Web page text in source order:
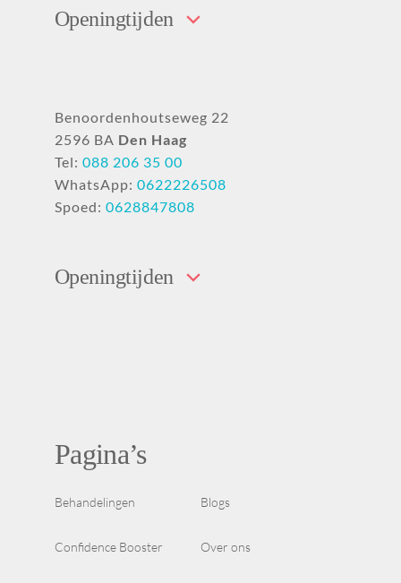
Openingtijden
Benoordenhoutseweg 22
2596 BA Den Haag
Tel: 088 206 35 00
WhatsApp: 0622226508
Spoed: 0628847808
Openingtijden
Pagina’s
Behandelingen Blogs
Confidence Booster Over ons